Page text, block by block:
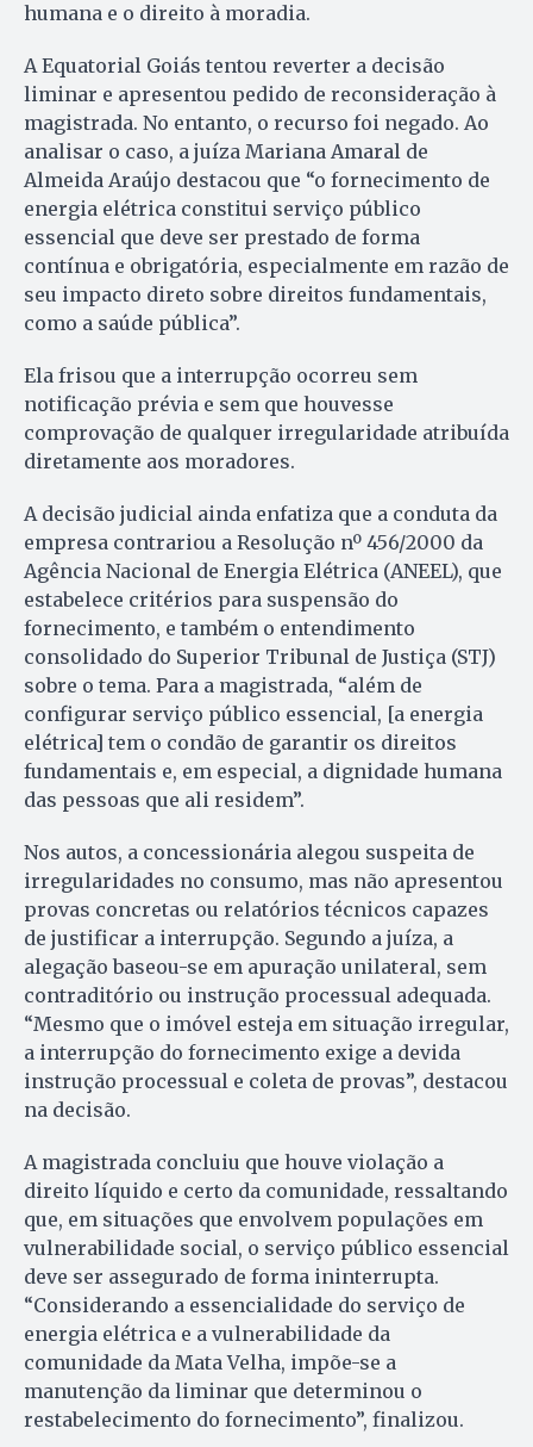
humana e o direito à moradia.
A Equatorial Goiás tentou reverter a decisão
liminar e apresentou pedido de reconsideração à
magistrada. No entanto, o recurso foi negado. Ao
analisar o caso, a juíza Mariana Amaral de
Almeida Araújo destacou que “o fornecimento de
energia elétrica constitui serviço público
essencial que deve ser prestado de forma
contínua e obrigatória, especialmente em razão de
seu impacto direto sobre direitos fundamentais,
como a saúde pública”.
Ela frisou que a interrupção ocorreu sem
notificação prévia e sem que houvesse
comprovação de qualquer irregularidade atribuída
diretamente aos moradores.
A decisão judicial ainda enfatiza que a conduta da
empresa contrariou a Resolução nº 456/2000 da
Agência Nacional de Energia Elétrica (ANEEL), que
estabelece critérios para suspensão do
fornecimento, e também o entendimento
consolidado do Superior Tribunal de Justiça (STJ)
sobre o tema. Para a magistrada, “além de
configurar serviço público essencial, [a energia
elétrica] tem o condão de garantir os direitos
fundamentais e, em especial, a dignidade humana
das pessoas que ali residem”.
Nos autos, a concessionária alegou suspeita de
irregularidades no consumo, mas não apresentou
provas concretas ou relatórios técnicos capazes
de justificar a interrupção. Segundo a juíza, a
alegação baseou-se em apuração unilateral, sem
contraditório ou instrução processual adequada.
“Mesmo que o imóvel esteja em situação irregular,
a interrupção do fornecimento exige a devida
instrução processual e coleta de provas”, destacou
na decisão.
A magistrada concluiu que houve violação a
direito líquido e certo da comunidade, ressaltando
que, em situações que envolvem populações em
vulnerabilidade social, o serviço público essencial
deve ser assegurado de forma ininterrupta.
“Considerando a essencialidade do serviço de
energia elétrica e a vulnerabilidade da
comunidade da Mata Velha, impõe-se a
manutenção da liminar que determinou o
restabelecimento do fornecimento”, finalizou.